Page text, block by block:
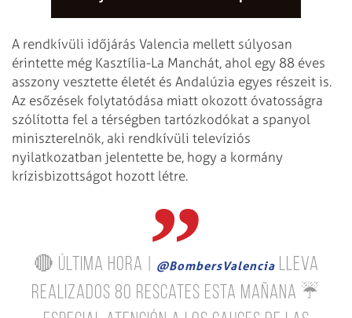
A rendkívüli időjárás Valencia mellett súlyosan
érintette még Kasztília-La Manchát, ahol egy 88 éves
asszony vesztette életét és Andalúzia egyes részeit is.
Az esőzések folytatódása miatt okozott óvatosságra
szólította fel a térségben tartózkodókat a spanyol
miniszterelnök, aki rendkívüli televíziós
nyilatkozatban jelentette be, hogy a kormány
krízisbizottságot hozott létre.
🔴 ÚLTIMA HORA | @BombersValencialleva
realizados 80 rescates esta mañana ☔️